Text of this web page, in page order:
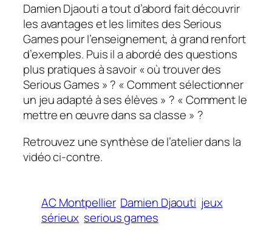
Damien Djaouti a tout d’abord fait découvrir
les avantages et les limites des Serious
Games pour l’enseignement, à grand renfort
d’exemples. Puis il a abordé des questions
plus pratiques à savoir «où trouver des
Serious Games » ? «Comment sélectionner
un jeu adapté à ses élèves » ? «Comment le
mettre en œuvre dans sa classe » ?
Retrouvez une synthèse de l’atelier dans la
vidéo ci-contre.
AC Montpellier Damien Djaouti jeux
sérieux serious games